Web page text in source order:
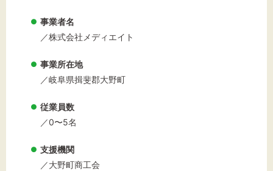
事業者名
／株式会社メディエイト
事業所在地
／岐阜県揖斐郡大野町
従業員数
／0〜5名
支援機関
／大野町商工会